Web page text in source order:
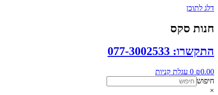
דלג לתוכן
חנות סקס
התקשרו: 077-3002533
₪0.00
0 עגלת קניות
חיפוש
×